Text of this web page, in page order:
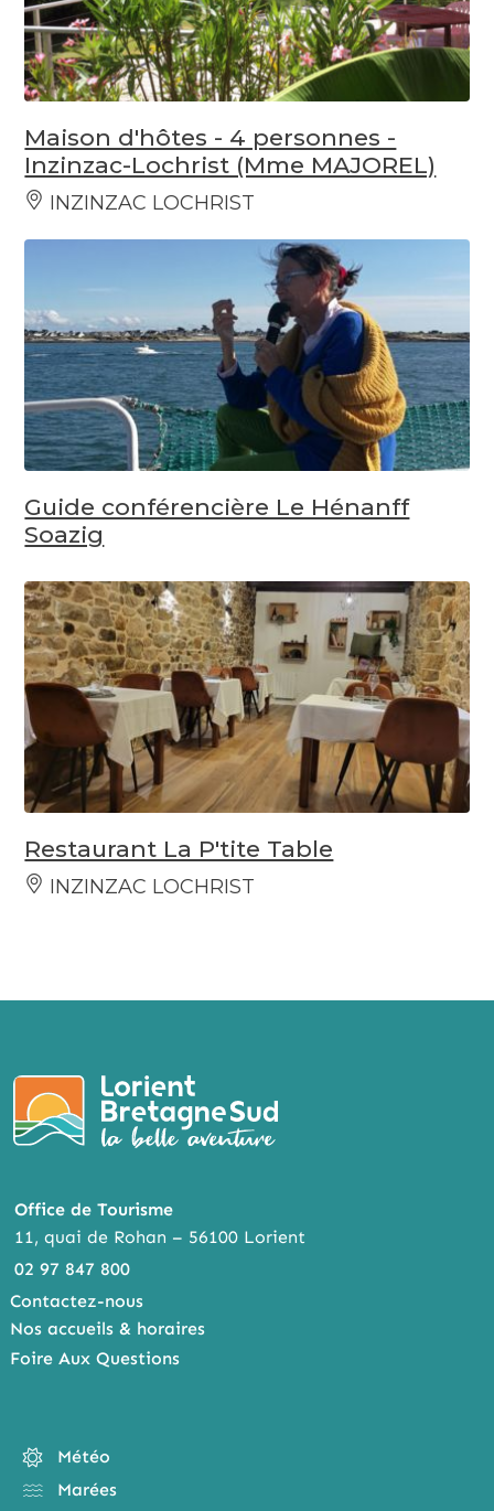
Maison d'hôtes - 4 personnes -
Inzinzac-Lochrist (Mme MAJOREL)
INZINZAC LOCHRIST
Guide conférencière Le Hénanff
Soazig
Restaurant La P'tite Table
INZINZAC LOCHRIST
Office de Tourisme
11, quai de Rohan – 56100 Lorient
02 97 847 800
Contactez-nous
Nos accueils & horaires
Foire Aux Questions
Météo
Marées